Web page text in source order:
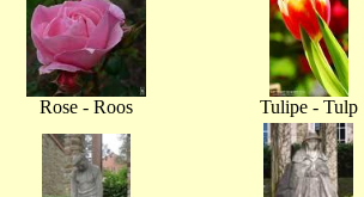
Rose - Roos
Tulipe - Tulp